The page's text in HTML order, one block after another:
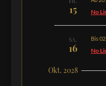
15 No
SA.
16
Bis
No
Okt. 2028